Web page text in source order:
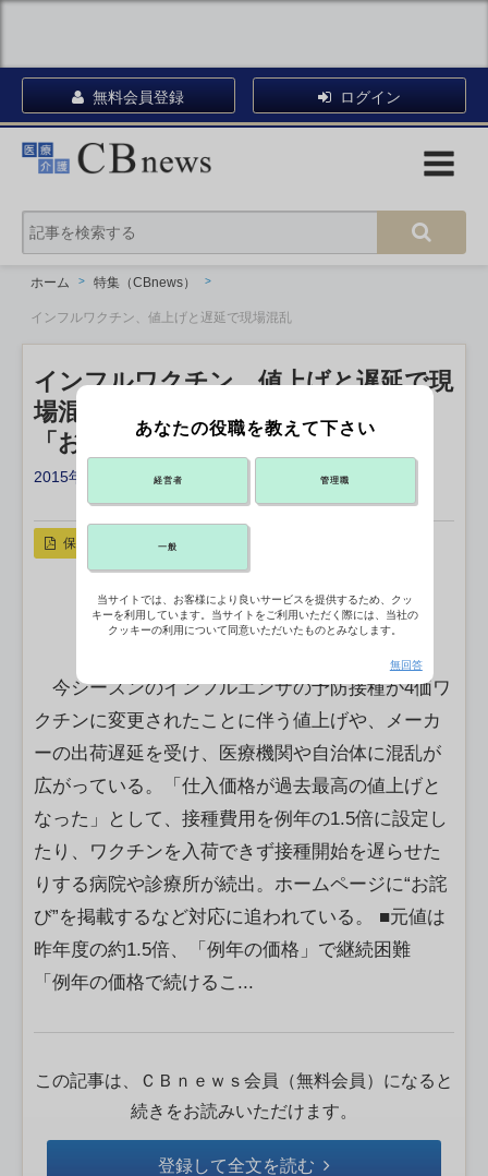
無料会員登録 ログイン
ホーム 特集（CBnews）
インフルワクチン、値上げと遅延で現場混乱
インフルワクチン、値上げと遅延で現
場混乱
「お詫び」掲載する医療機関も
2015年10月16日 13:30
X ポスト
保存
今シーズンのインフルエンザの予防接種が4価ワ
クチンに変更されたことに伴う値上げや、メーカ
ーの出荷遅延を受け、医療機関や自治体に混乱が
広がっている。「仕入価格が過去最高の値上げと
なった」として、接種費用を例年の1.5倍に設定し
たり、ワクチンを入荷できず接種開始を遅らせた
りする病院や診療所が続出。ホームページに“お詫
び”を掲載するなど対応に追われている。 ■元値は
昨年度の約1.5倍、「例年の価格」で継続困難
「例年の価格で続けるこ...
この記事は、ＣＢｎｅｗｓ会員（無料会員）になると
続きをお読みいただけます。
登録して全文を読む
あなたの役職を教えて下さい
経営者 管理職
一般
当サイトでは、お客様により良いサービスを提供するため、クッ
キーを利用しています。当サイトをご利用いただく際には、当社の
クッキーの利用について同意いただいたものとみなします。
無回答